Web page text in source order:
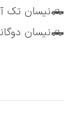
🛻نیسان تک آپشنال برقی 809
🛻نیسان دوگانه آپشنال برقی 850